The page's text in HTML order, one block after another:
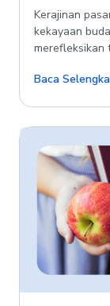
Kerajinan
kekayaan
merefleksikan
Baca